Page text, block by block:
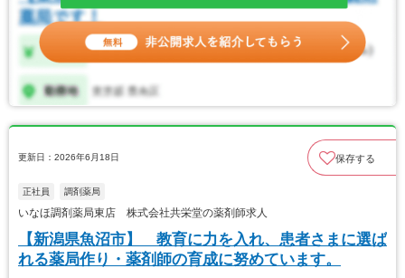
更新日：2026年6月18日 保存する
正社員 調剤薬局
いなほ調剤薬局東店 株式会社共栄堂の薬剤師求人
【新潟県魚沼市】 教育に力を入れ、患者さまに選ば
れる薬局作り・薬剤師の育成に努めています。